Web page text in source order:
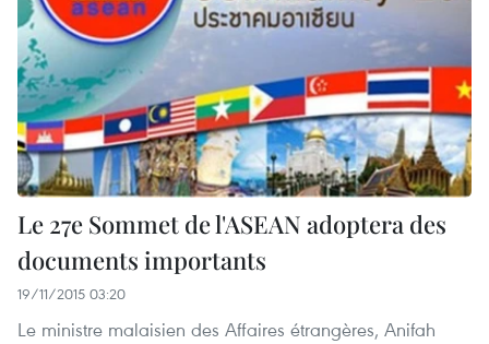
Le 27e Sommet de l'ASEAN adoptera des
documents importants
19/11/2015 03:20
Le ministre malaisien des Affaires étrangères, Anifah